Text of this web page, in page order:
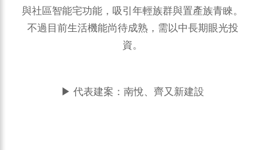
與社區智能宅功能，吸引年輕族群與置產族青睞。
不過目前生活機能尚待成熟，需以中長期眼光投
資。
▶ 代表建案：南悅、齊又新建設